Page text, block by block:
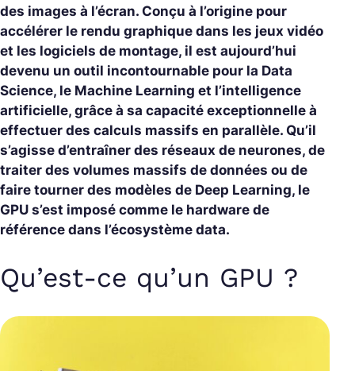
des images à l’écran. Conçu à l’origine pour
accélérer le rendu graphique dans les jeux vidéo
et les logiciels de montage, il est aujourd’hui
devenu un outil incontournable pour la Data
Science, le Machine Learning et l’intelligence
artificielle, grâce à sa capacité exceptionnelle à
effectuer des calculs massifs en parallèle. Qu’il
s’agisse d’entraîner des réseaux de neurones, de
traiter des volumes massifs de données ou de
faire tourner des modèles de Deep Learning, le
GPU s’est imposé comme le hardware de
référence dans l’écosystème data.
Qu’est-ce qu’un GPU ?